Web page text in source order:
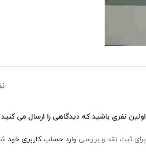
اولین نفری باشید که دیدگاهی را ارسال می
برای ثبت نقد و بررسی وارد حساب کاربری خود